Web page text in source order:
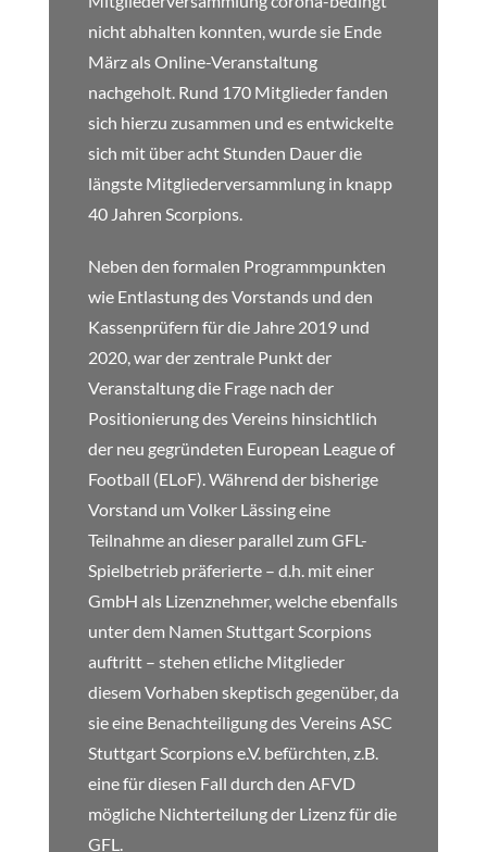
nicht abhalten konnten, wurde sie Ende
März als Online-Veranstaltung
nachgeholt. Rund 170 Mitglieder fanden
sich hierzu zusammen und es entwickelte
sich mit über acht Stunden Dauer die
längste Mitgliederversammlung in knapp
40 Jahren Scorpions.
Neben den formalen Programmpunkten
wie Entlastung des Vorstands und den
Kassenprüfern für die Jahre 2019 und
2020, war der zentrale Punkt der
Veranstaltung die Frage nach der
Positionierung des Vereins hinsichtlich
der neu gegründeten European League of
Football (ELoF). Während der bisherige
Vorstand um Volker Lässing eine
Teilnahme an dieser parallel zum GFL-
Spielbetrieb präferierte – d.h. mit einer
GmbH als Lizenznehmer, welche ebenfalls
unter dem Namen Stuttgart Scorpions
auftritt – stehen etliche Mitglieder
diesem Vorhaben skeptisch gegenüber, da
sie eine Benachteiligung des Vereins ASC
Stuttgart Scorpions e.V. befürchten, z.B.
eine für diesen Fall durch den AFVD
mögliche Nichterteilung der Lizenz für die
GFL.